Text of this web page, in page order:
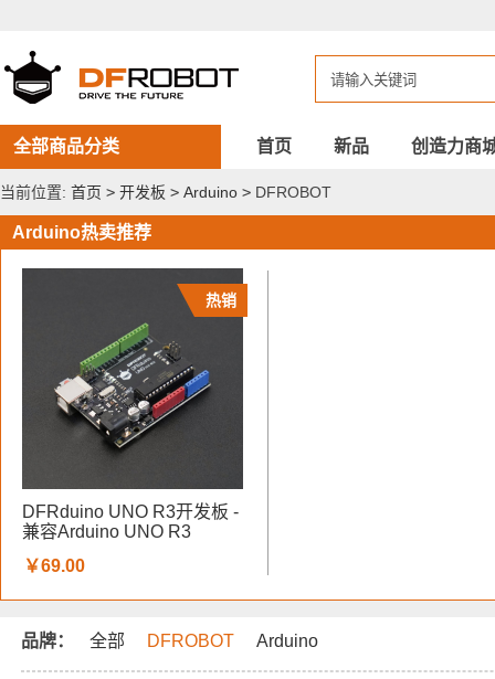
全部商品分类 首页 新品 创造力商
当前位置: 首页 > 开发板 > Arduino > DFROBOT
Arduino热卖推荐
热销
DFRduino UNO R3开发板 -
兼容Arduino UNO R3
￥69.00
品牌： 全部 DFROBOT Arduino